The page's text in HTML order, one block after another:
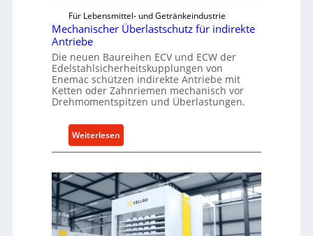
Für Lebensmittel- und Getränkeindustrie
Mechanischer Überlastschutz für indirekte
Antriebe
Die neuen Baureihen ECV und ECW der
Edelstahlsicherheitskupplungen von
Enemac schützen indirekte Antriebe mit
Ketten oder Zahnriemen mechanisch vor
Drehmomentspitzen und Überlastungen.
Weiterlesen:
M
c
h
n